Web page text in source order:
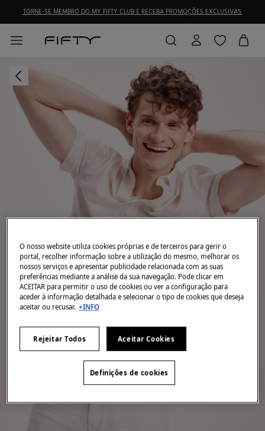
TORNE-SE MEMBRO DO MY FIFTY CLUB E RECEBA PROMOÇÕES EXCLUSIVAS.
O nosso website utiliza cookies próprias e de terceiros para gerir o
portal, recolher informação sobre a utilização do mesmo, melhorar os
nossos serviços e apresentar publicidade relacionada com as suas
preferências mediante a análise da sua navegação. Pode clicar em
ACEITAR para permitir o uso de cookies ou ver a configuração para
aceder à informação detalhada e selecionar o tipo de cookies que deseja
aceitar ou recusar. +INFO
Rejeitar Todos Aceitar Cookies
Definições de cookies